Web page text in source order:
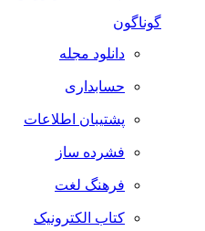
گوناگون
دانلود مجله
حسابداری
پشتیبان اطلاعات
فشرده ساز
فرهنگ لغت
کتاب الکترونیک